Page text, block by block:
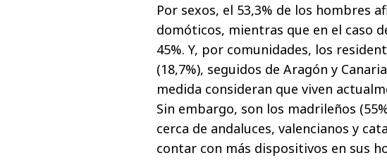
Por sexos, el 53,3% de los hombres
domóticos, mientras que en el caso
45%. Y, por comunidades, los
(18,7%), seguidos de Aragón y
medida consideran que viven
Sin embargo, son los madrileños
cerca de andaluces, valencianos y
contar con más dispositivos en sus